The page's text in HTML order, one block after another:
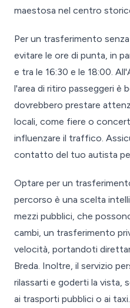
maestosa nel centro
Per un trasferimento
evitare le ore di punta, in
e tra le 16:30 e le 18:00.
l'area di ritiro passeggeri è
dovrebbero prestare
locali, come fiere o
influenzare il traffico.
contatto del tuo autista
Optare per un
percorso è una scelta
mezzi pubblici, che
cambi, un trasferimento
velocità, portandoti
Breda. Inoltre, il servizio
rilassarti e goderti la vista,
ai trasporti pubblici o ai taxi.